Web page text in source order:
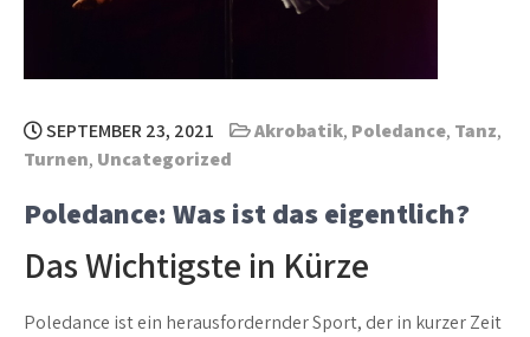
SEPTEMBER 23, 2021 Akrobatik, Poledance, Tanz,
Turnen, Uncategorized
Poledance: Was ist das eigentlich?
Das Wichtigste in Kürze
Poledance ist ein herausfordernder Sport, der in kurzer Zeit